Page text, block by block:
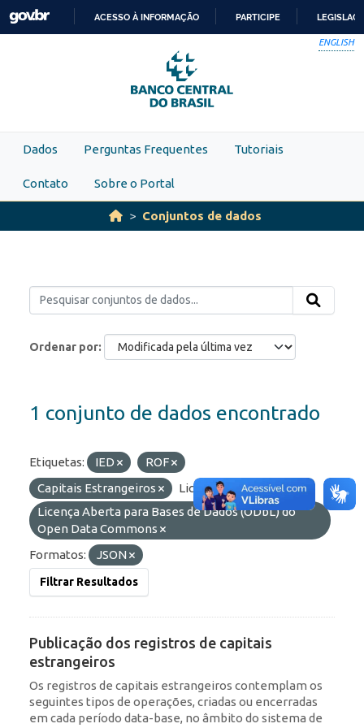
Skip to main content
PARA
O
CONTEÚDO
ACESSO À INFORMAÇÃO PARTICIPE
ENGLISH
Dados Perguntas Frequentes Tutoriais
Contato Sobre o Portal
Conjuntos de dados
Ordenar por
1 conjunto de dados encontrado
Etiquetas: IED
ROF
Capitais Estrangeiros
Licenças:
Licença Aberta para Bases de Dados (ODbL) do
Open Data Commons
Formatos:
JSON
Filtrar Resultados
Publicação dos registros de capitais
estrangeiros
Os registros de capitais estrangeiros contemplam os
seguintes tipos de operações, criadas ou encerradas
em cada período data-base, no âmbito do sistema de